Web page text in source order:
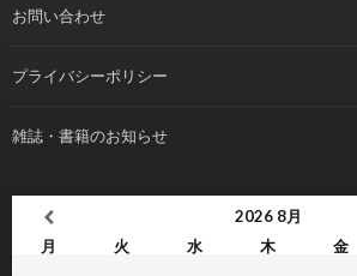
お問い合わせ
プライバシーポリシー
雑誌・書籍のお知らせ
2026 8月
月
火 水 木 金